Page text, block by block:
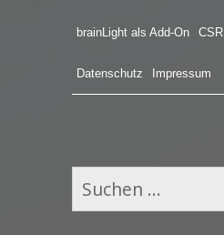
brainLight als Add-On CSR
Datenschutz Impressum
S